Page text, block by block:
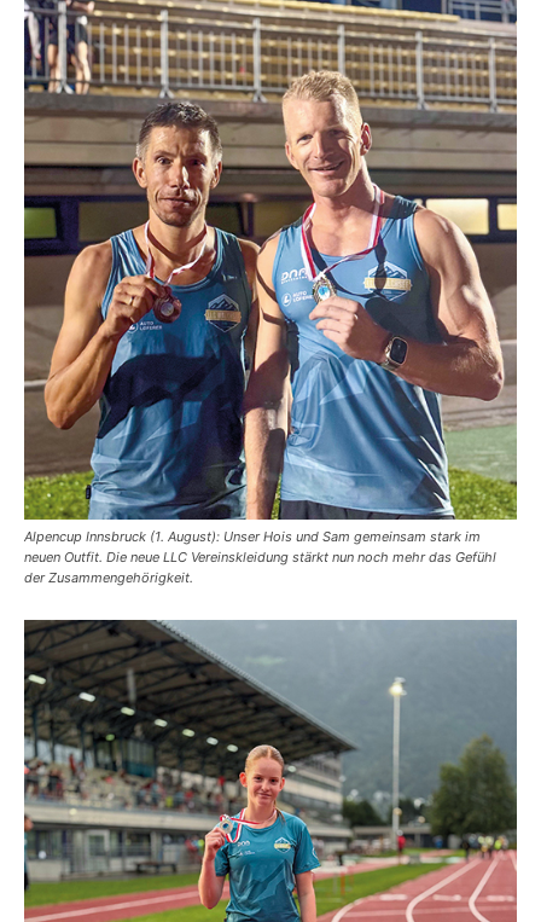
Alpencup Innsbruck (1. August): Unser Hois und Sam gemeinsam stark im
neuen Outfit. Die neue LLC Vereinskleidung stärkt nun noch mehr das Gefühl
der Zusammengehörigkeit.